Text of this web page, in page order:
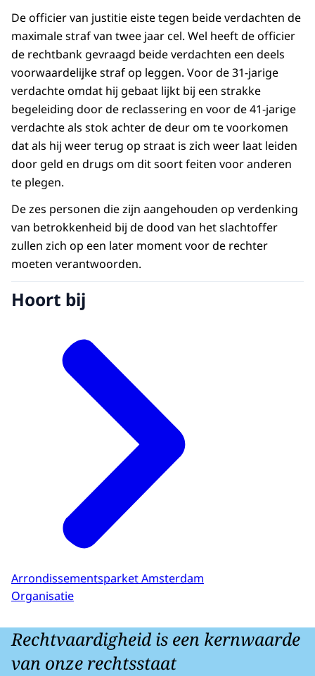
De officier van justitie eiste tegen beide verdachten de
maximale straf van twee jaar cel. Wel heeft de officier
de rechtbank gevraagd beide verdachten een deels
voorwaardelijke straf op leggen. Voor de 31-jarige
verdachte omdat hij gebaat lijkt bij een strakke
begeleiding door de reclassering en voor de 41-jarige
verdachte als stok achter de deur om te voorkomen
dat als hij weer terug op straat is zich weer laat leiden
door geld en drugs om dit soort feiten voor anderen
te plegen.
De zes personen die zijn aangehouden op verdenking
van betrokkenheid bij de dood van het slachtoffer
zullen zich op een later moment voor de rechter
moeten verantwoorden.
Hoort bij
Arrondissementsparket Amsterdam
Organisatie
Rechtvaardigheid is een kernwaarde
van onze rechtsstaat